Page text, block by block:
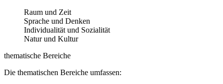
Raum und Zeit
Sprache und Denken
Individualität und Sozialität
Natur und Kultur
thematische Bereiche
Die thematischen Bereiche umfassen: